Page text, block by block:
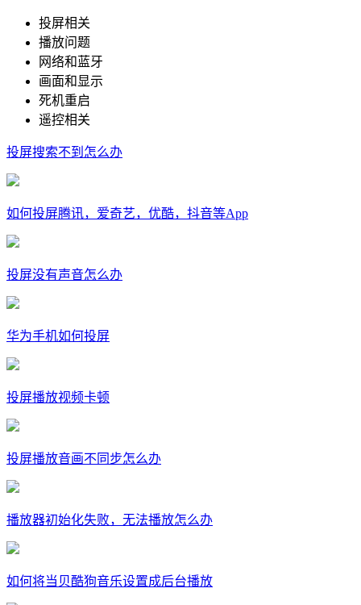
投屏相关
播放问题
网络和蓝牙
画面和显示
死机重启
遥控相关
投屏搜索不到怎么办
如何投屏腾讯，爱奇艺，优酷，抖音等App
投屏没有声音怎么办
华为手机如何投屏
投屏播放视频卡顿
投屏播放音画不同步怎么办
播放器初始化失败，无法播放怎么办
如何将当贝酷狗音乐设置成后台播放